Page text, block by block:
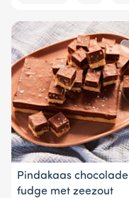
Pindakaas chocolade
fudge met zeezout